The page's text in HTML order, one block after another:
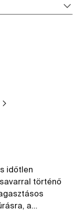
időtlen
történő
a